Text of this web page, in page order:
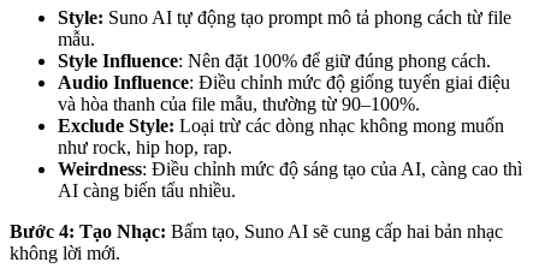
Style: Suno AI tự động tạo prompt mô tả phong cách từ file
mẫu.
Style Influence: Nên đặt 100% để giữ đúng phong cách.
Audio Influence: Điều chỉnh mức độ giống tuyến giai điệu
và hòa thanh của file mẫu, thường từ 90–100%.
Exclude Style: Loại trừ các dòng nhạc không mong muốn
như rock, hip hop, rap.
Weirdness: Điều chỉnh mức độ sáng tạo của AI, càng cao thì
AI càng biến tấu nhiều.
Bước 4: Tạo Nhạc: Bấm tạo, Suno AI sẽ cung cấp hai bản nhạc
không lời mới.